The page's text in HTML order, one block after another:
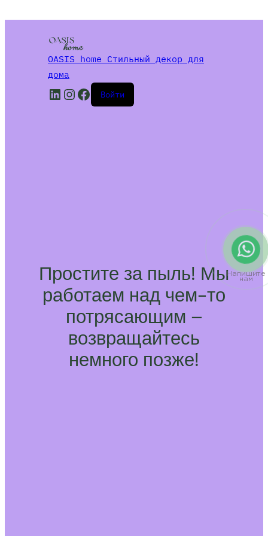
OASIS home Стильный декор для
дома
LinkedIn
Instagram
Facebook
Войти
Простите за пыль! Мы
работаем над чем-то
потрясающим –
возвращайтесь
немного позже!
Напишите
нам